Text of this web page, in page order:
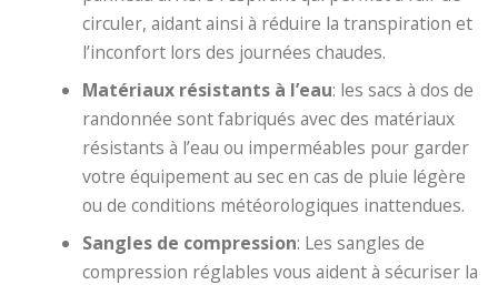
circuler, aidant ainsi à réduire la transpiration et
l’inconfort lors des journées chaudes.
Matériaux résistants à l’eau: les sacs à dos de
randonnée sont fabriqués avec des matériaux
résistants à l’eau ou imperméables pour garder
votre équipement au sec en cas de pluie légère
ou de conditions météorologiques inattendues.
Sangles de compression: Les sangles de
compression réglables vous aident à sécuriser la